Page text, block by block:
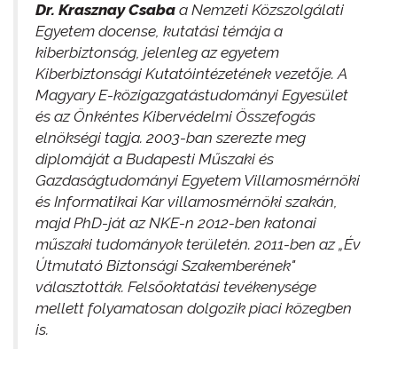
Dr. Krasznay Csaba a Nemzeti Közszolgálati
Egyetem docense, kutatási témája a
kiberbiztonság, jelenleg az egyetem
Kiberbiztonsági Kutatóintézetének vezetője. A
Magyary E-közigazgatástudományi Egyesület
és az Önkéntes Kibervédelmi Összefogás
elnökségi tagja. 2003-ban szerezte meg
diplomáját a Budapesti Műszaki és
Gazdaságtudományi Egyetem Villamosmérnöki
és Informatikai Kar villamosmérnöki szakán,
majd PhD-ját az NKE-n 2012-ben katonai
műszaki tudományok területén. 2011-ben az „Év
Útmutató Biztonsági Szakemberének"
választották. Felsőoktatási tevékenysége
mellett folyamatosan dolgozik piaci közegben
is.